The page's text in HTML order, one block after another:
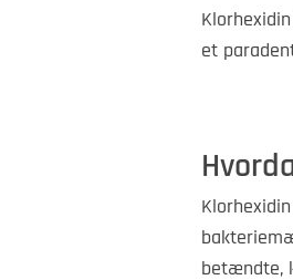
et
betændte,